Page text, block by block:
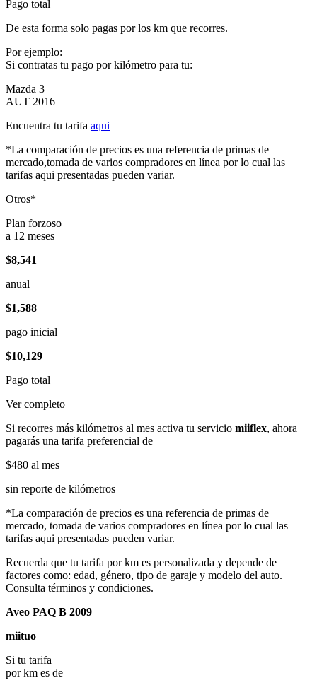
Pago total
De esta forma solo pagas por los km que recorres.
Por ejemplo:
Si contratas tu pago por kilómetro para tu:
Mazda 3
AUT 2016
Encuentra tu tarifa aqui
*La comparación de precios es una referencia de primas de
mercado,tomada de varios compradores en línea por lo cual las
tarifas aqui presentadas pueden variar.
Otros*
Plan forzoso
a 12 meses
$8,541
anual
$1,588
pago inicial
$10,129
Pago total
Ver completo
Si recorres más kilómetros al mes activa tu servicio miiflex, ahora
pagarás una tarifa preferencial de
$480 al mes
sin reporte de kilómetros
*La comparación de precios es una referencia de primas de
mercado, tomada de varios compradores en línea por lo cual las
tarifas aqui presentadas pueden variar.
Recuerda que tu tarifa por km es personalizada y depende de
factores como: edad, género, tipo de garaje y modelo del auto.
Consulta términos y condiciones.
Aveo PAQ B 2009
miituo
Si tu tarifa
por km es de